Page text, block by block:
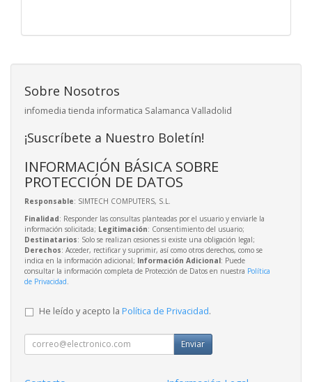
Sobre Nosotros
infomedia tienda informatica Salamanca Valladolid
¡Suscríbete a Nuestro Boletín!
INFORMACIÓN BÁSICA SOBRE
PROTECCIÓN DE DATOS
Responsable: SIMTECH COMPUTERS, S.L.
Finalidad: Responder las consultas planteadas por el usuario y enviarle la
información solicitada; Legitimación: Consentimiento del usuario;
Destinatarios: Solo se realizan cesiones si existe una obligación legal;
Derechos: Acceder, rectificar y suprimir, así como otros derechos, como se
indica en la información adicional; Información Adicional: Puede
consultar la información completa de Protección de Datos en nuestra Política
de Privacidad
He leído y acepto la Política de Privacidad.
Enviar